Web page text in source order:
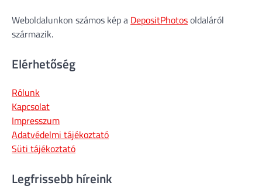
Weboldalunkon számos kép a DepositPhotosoldaláról
származik.
Elérhetőség
Rólunk
Kapcsolat
Impresszum
Adatvédelmi tájékoztató
Süti tájékoztató
Legfrissebb híreink